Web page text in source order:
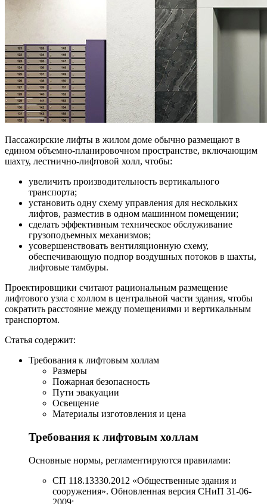
Пассажирские лифты в жилом доме обычно размещают в
едином объемно-планировочном пространстве, включающим
шахту, лестнично-лифтовой холл, чтобы:
увеличить производительность вертикального
транспорта;
установить одну схему управления для нескольких
лифтов, разместив в одном машинном помещении;
сделать эффективным техническое обслуживание
грузоподъемных механизмов;
усовершенствовать вентиляционную схему,
обеспечивающую подпор воздушных потоков в шахты,
лифтовые тамбуры.
Проектировщики считают рациональным размещение
лифтового узла с холлом в центральной части здания, чтобы
сократить расстояние между помещениями и вертикальным
транспортом.
Статья содержит:
Требования к лифтовым холлам
Размеры
Пожарная безопасность
Пути эвакуации
Освещение
Материалы изготовления и цена
Требования к лифтовым холлам
Основные нормы, регламентируются правилами:
СП 118.13330.2012 «Общественные здания и
сооружения». Обновленная версия СНиП 31-06-
2009;